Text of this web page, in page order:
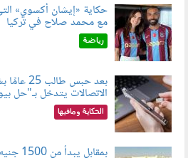
080802.jpg
حكاية «إيشان أكسوي»
مع محمد صلاح في تركيا
رياضة
080803.jpg
بعد حبس
الاتصالات يتدخل بـ"حل
الحكاية ومافيها